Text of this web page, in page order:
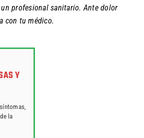
profesional sanitario. Ante dolor
con tu médico.
Y
la